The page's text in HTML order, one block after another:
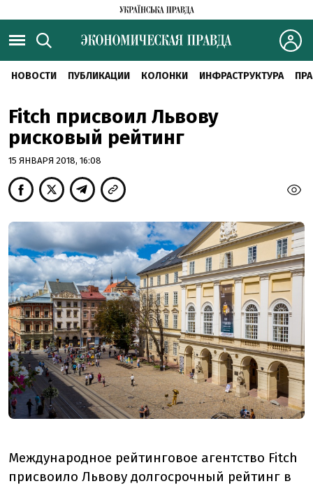
НОВОСТИ ПУБЛИКАЦИИ КОЛОНКИ ИНФРАСТРУКТУРА
Fitch присвоил Львову
рисковый рейтинг
15 ЯНВАРЯ 2018, 16:08
Международное рейтинговое агентство Fitch
присвоило Львову долгосрочный рейтинг в